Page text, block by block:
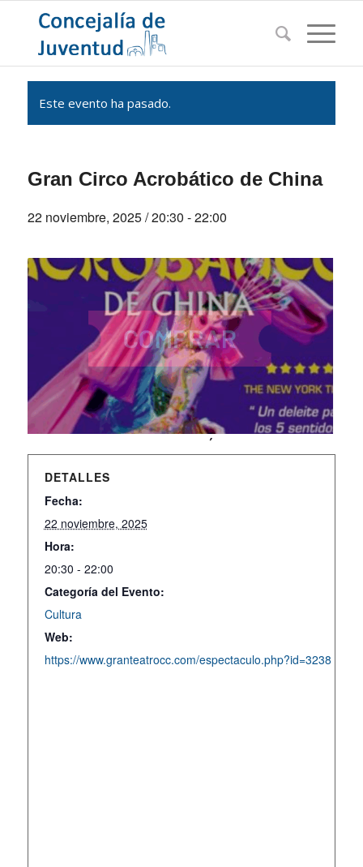
Este evento ha pasado.
Gran Circo Acrobático de China
22 noviembre, 2025 / 20:30 -22:00
DETALLES
Fecha:
22 noviembre, 2025
Hora:
20:30 - 22:00
Categoría del Evento:
Cultura
Web:
https://www.granteatrocc.com/espectaculo.php?id=3238